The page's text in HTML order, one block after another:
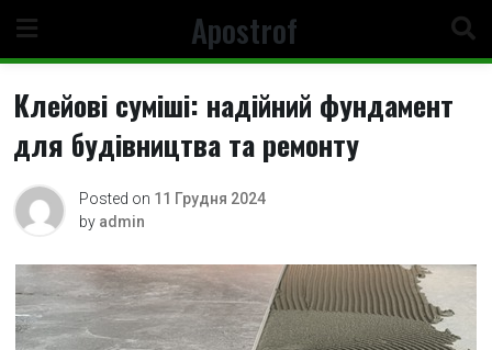
content
Apostrof
Клейові суміші: надійний фундамент
для будівництва та ремонту
Posted on 11 Грудня 2024
by admin